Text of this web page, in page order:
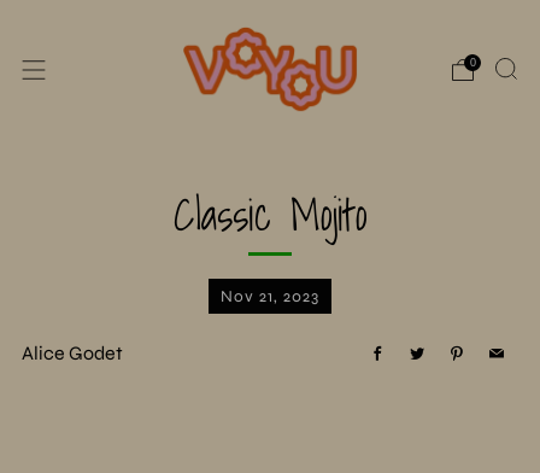
0
Classic Mojito
Nov 21, 2023
Alice Godet FacebookTwitter PinterestEmail